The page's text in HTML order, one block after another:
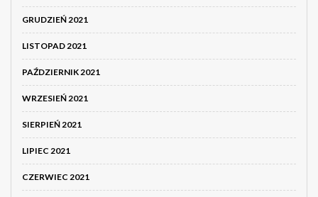
GRUDZIEŃ 2021
LISTOPAD 2021
PAŹDZIERNIK 2021
WRZESIEŃ 2021
SIERPIEŃ 2021
LIPIEC 2021
CZERWIEC 2021